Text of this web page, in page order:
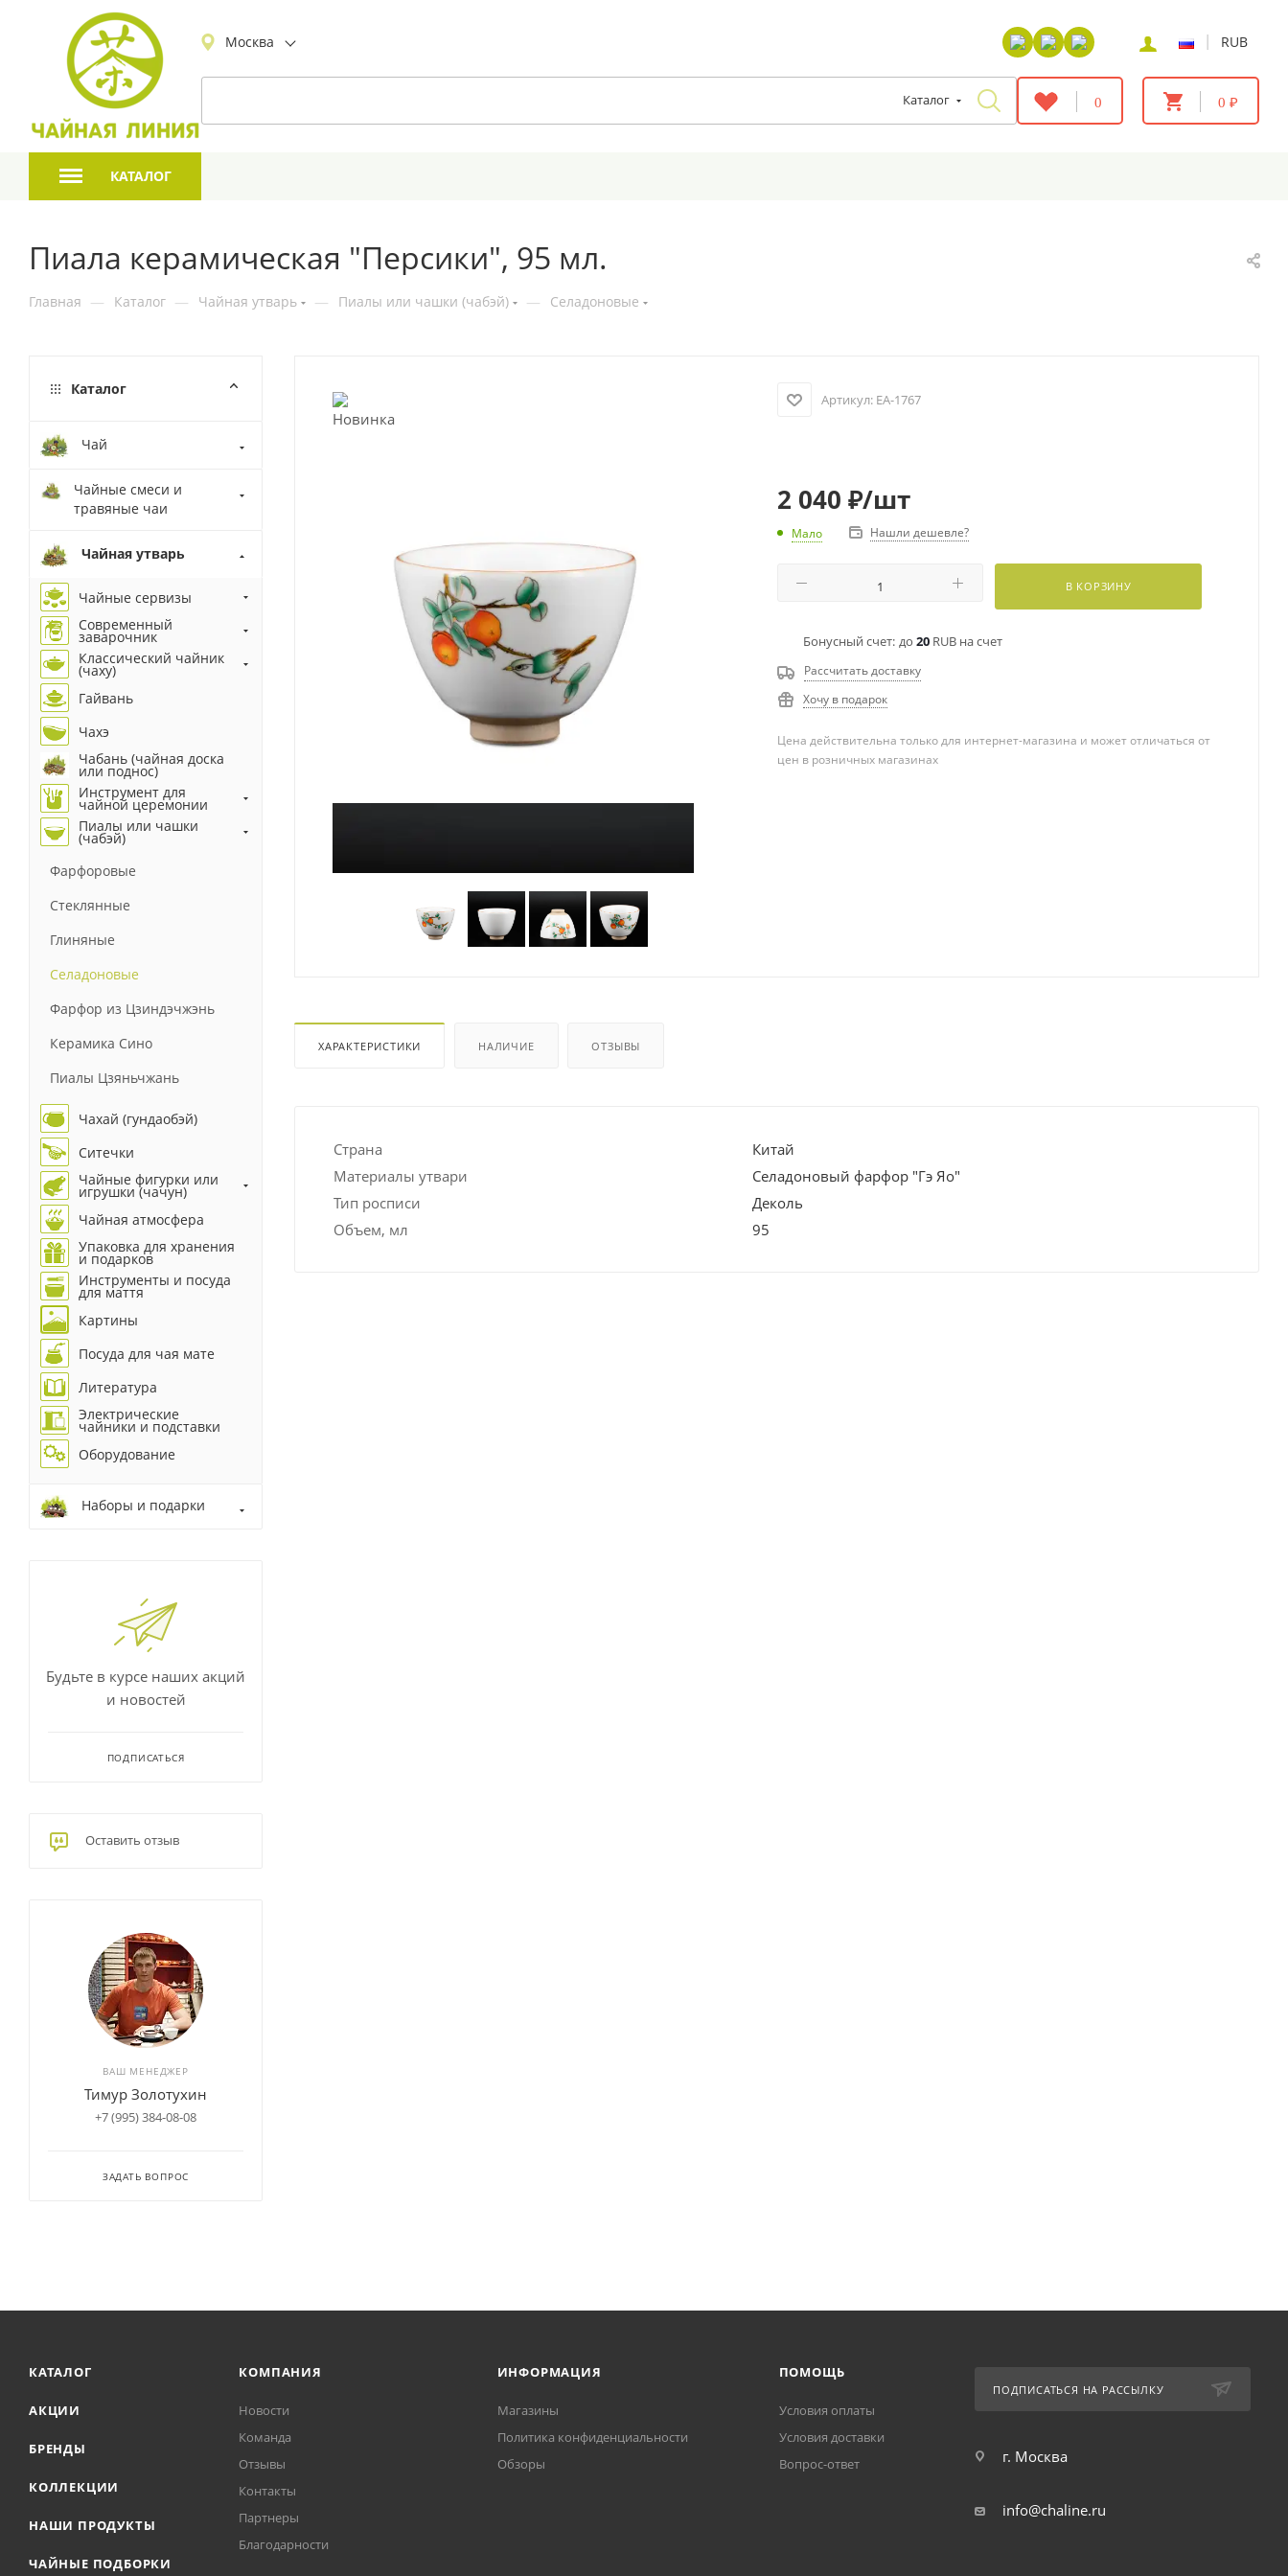
Москва | RUB
Каталог 0 0 ₽
КАТАЛОГ
Пиала керамическая "Персики", 95 мл.
Главная — Каталог — Чайная утварь — Пиалы или чашки (чабэй) — Селадоновые
Артикул: EA-1767
2 040 ₽/шт
Мало Нашли дешевле?
В КОРЗИНУ
Бонусный счет: до 20RUB на счет
Рассчитать доставку
Хочу в подарок
Цена действительна только для интернет-магазина и может отличаться от
цен в розничных магазинах
ХАРАКТЕРИСТИКИ НАЛИЧИЕ ОТЗЫВЫ
Страна
Китай
Материалы утвари
Селадоновый фарфор "Гэ Яо"
Тип росписи
Деколь
Объем, мл
95
Каталог
Чай
Чайные смеси и
травяные чаи
Чайная утварь
Чайные сервизы
Современный
заварочник
Классический чайник
(чаху)
Гайвань
Чахэ
Чабань (чайная доска
или поднос)
Инструмент для
чайной церемонии
Пиалы или чашки
(чабэй)
Фарфоровые
Стеклянные
Глиняные
Селадоновые
Фарфор из Цзиндэчжэнь
Керамика Сино
Пиалы Цзяньчжань
Чахай (гундаобэй)
Ситечки
Чайные фигурки или
игрушки (чачун)
Чайная атмосфера
Упаковка для хранения
и подарков
Инструменты и посуда
для маття
Картины
Посуда для чая мате
Литература
Электрические
чайники и подставки
Оборудование
Наборы и подарки
Будьте в курсе наших акций
и новостей
ПОДПИСАТЬСЯ
Оставить отзыв
ВАШ МЕНЕДЖЕР
Тимур Золотухин
+7 (995) 384-08-08
ЗАДАТЬ ВОПРОС
КАТАЛОГ
АКЦИИ
БРЕНДЫ
КОЛЛЕКЦИИ
НАШИ ПРОДУКТЫ
ЧАЙНЫЕ ПОДБОРКИ
КОМПАНИЯ
Новости
Команда
Отзывы
Контакты
Партнеры
Благодарности
ИНФОРМАЦИЯ
Магазины
Политика конфиденциальности
Обзоры
ПОМОЩЬ
Условия оплаты
Условия доставки
Вопрос-ответ
ПОДПИСАТЬСЯ НА РАССЫЛКУ
г. Москва
info@chaline.ru